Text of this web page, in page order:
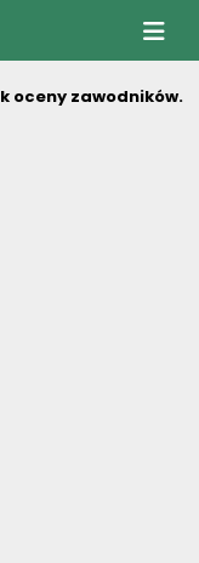
oceny zawodników.